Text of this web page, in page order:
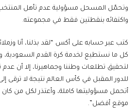
واكتفائه بنقطتين فقط في مجموعته.
كتب عبر حسابه على أكس “لقد بذلنا، أنا
كل ما نستطيع لخدمة كرة القدم
لتحقيق تطلعات وطننا وجماهيرنا، إلا أن عدم
للدور المقبل في كأس العالم نتيجة لا ترقى
أتحمل مسؤوليتها كاملة، وأعتذر لكل من كان
موقع أفضل”.